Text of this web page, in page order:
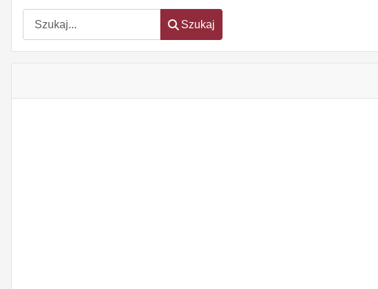
Szukaj
Szukaj